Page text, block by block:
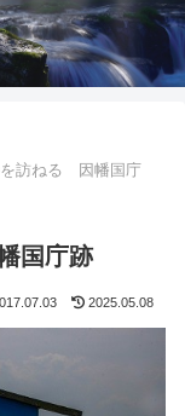
を訪ねる 因幡国庁
国庁跡
2025.05.08